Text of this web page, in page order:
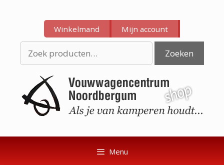
inhoud
inhoud
Winkelmand Mijn account
naar:
Zoeken
Menu